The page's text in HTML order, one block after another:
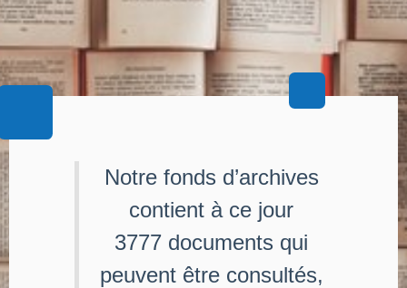
Notre fonds d’archives
contient à ce jour
3777 documents qui
peuvent être consultés,